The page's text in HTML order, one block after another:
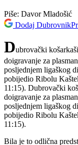
Piše: Davor Mladošić
Dodaj
Dubrovački
doigravanje za
posljednjem ligaškog
pobijedio Ribolu
11:15). Dubrovački
doigravanje za
posljednjem ligaškog
pobijedio Ribolu
11:15).
Bila je to odlična